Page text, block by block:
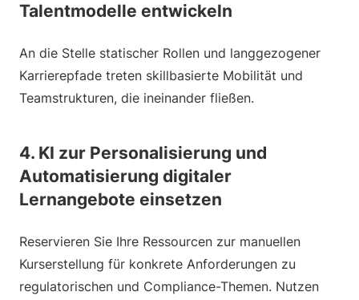
Talentmodelle entwickeln
An die Stelle statischer Rollen und langgezogener
Karrierepfade treten skillbasierte Mobilität und
Teamstrukturen, die ineinander fließen.
4. KI zur Personalisierung und
Automatisierung digitaler
Lernangebote einsetzen
Reservieren Sie Ihre Ressourcen zur manuellen
Kurserstellung für konkrete Anforderungen zu
regulatorischen und Compliance-Themen. Nutzen